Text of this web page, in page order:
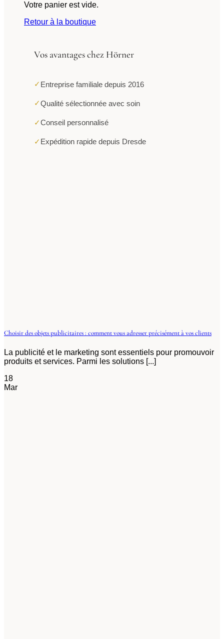
Votre panier est vide.
Retour à la boutique
Vos avantages chez Hörner
✓ Entreprise familiale depuis 2016
✓Qualité sélectionnée avec soin
✓Conseil personnalisé
✓ Expédition rapide depuis Dresde
Choisir des objets publicitaires : comment vous adresser précisément à vos clients
La publicité et le marketing sont essentiels pour promouvoir
produits et services. Parmi les solutions [...]
18
Mar